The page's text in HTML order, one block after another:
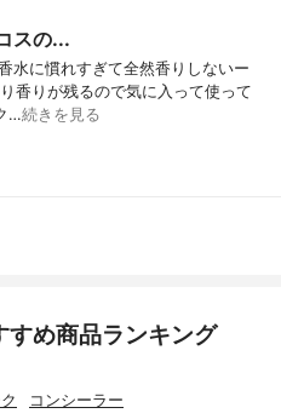
スの...
水に慣れすぎて全然香りしないー
香りが残るので気に入って使って
…続きを見る
め商品ランキング
コンシーラー